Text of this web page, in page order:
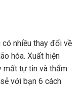
nhiều thay đổi về
hóa. Xuất hiện
mất tự tin và thẩm
với bạn 6 cách